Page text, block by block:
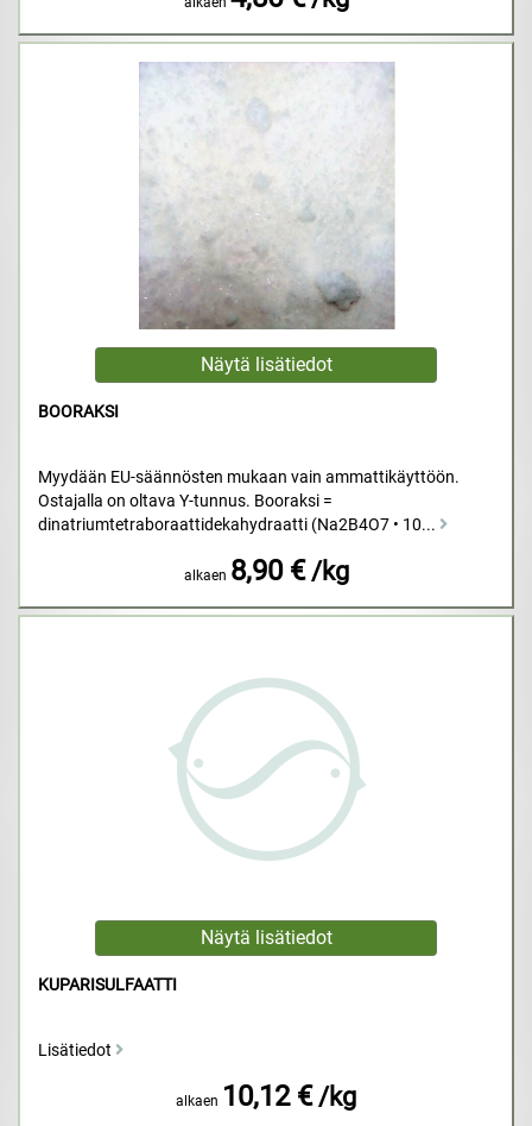
BOORAKSI
Myydään EU-säännösten mukaan vain ammattikäyttöön.
Ostajalla on oltava Y-tunnus. Booraksi =
dinatriumtetraboraattidekahydraatti (Na2B4O7 • 10...
alkaen 8,90 € /kg
KUPARISULFAATTI
Lisätiedot
alkaen 10,12 € /kg